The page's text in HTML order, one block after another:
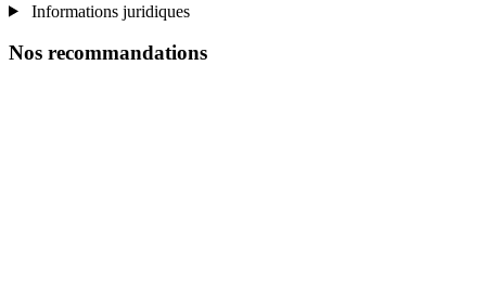
Informations juridiques
Nos recommandations